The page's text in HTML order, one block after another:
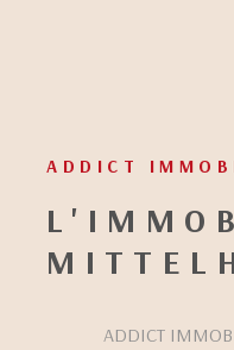
ADDICT
ADDICT